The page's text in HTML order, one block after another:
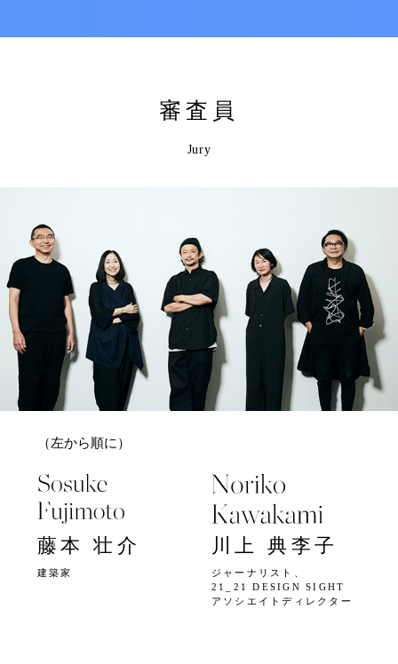
審査員
Jury
（左から順に）
藤本 壮介
建築家
川上 典李子
ジャーナリスト、
21_21 DESIGN SIGHT
アソシエイトディレクター